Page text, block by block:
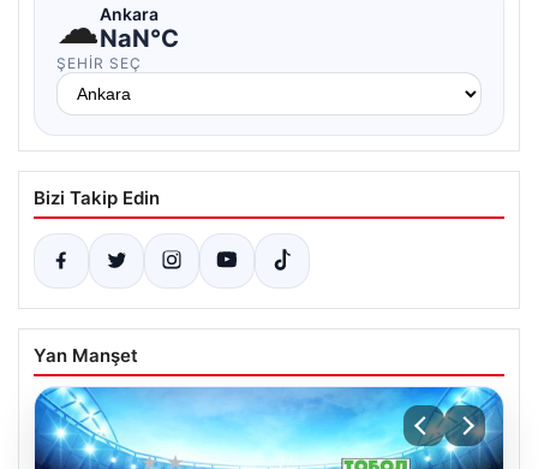
☁Ankara
NaN°C
ŞEHIR SEÇ
Bizi Takip Edin
Yan Manşet